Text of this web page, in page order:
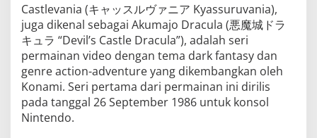
Castlevania (キャッスルヴァニア Kyassuruvania),
juga dikenal sebagai Akumajo Dracula (悪魔城ドラ
キュラ “Devil’s Castle Dracula”), adalah seri
permainan video dengan tema dark fantasy dan
genre action-adventure yang dikembangkan oleh
Konami. Seri pertama dari permainan ini dirilis
pada tanggal 26 September 1986 untuk konsol
Nintendo.